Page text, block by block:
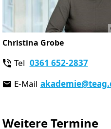
Christina Grobe
Tel 0361 652-2837
E-Mail akademie
Weitere Termine